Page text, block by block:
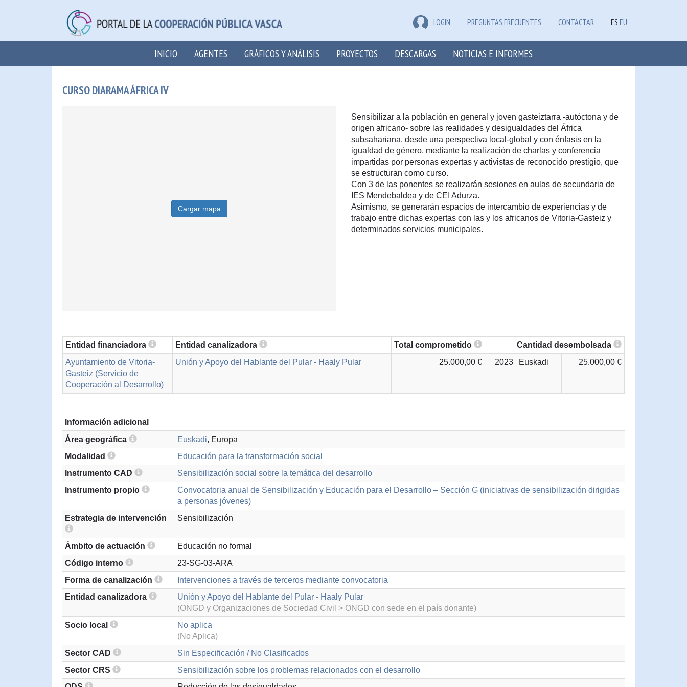
LOGIN PREGUNTAS FRECUENTES CONTACTAR ES EU
INICIO AGENTES GRÁFICOS Y ANÁLISIS PROYECTOS DESCARGAS NOTICIAS E INFORMES
CURSO DIARAMA ÁFRICA IV
Cargar mapa
Sensibilizar a la población en general y joven gasteiztarra -autóctona y de
origen africano- sobre las realidades y desigualdades del África
subsahariana, desde una perspectiva local-global y con énfasis en la
igualdad de género, mediante la realización de charlas y conferencia
impartidas por personas expertas y activistas de reconocido prestigio, que
se estructuran como curso.
Con 3 de las ponentes se realizarán sesiones en aulas de secundaria de
IES Mendebaldea y de CEI Adurza.
Asimismo, se generarán espacios de intercambio de experiencias y de
trabajo entre dichas expertas con las y los africanos de Vitoria-Gasteiz y
determinados servicios municipales.
Entidad financiadora Entidad canalizadora Total comprometido
Cantidad desembolsada
Ayuntamiento de Vitoria-
Gasteiz (Servicio de
Cooperación al Desarrollo)
Unión y Apoyo del Hablante del Pular - Haaly Pular 25.000,00 € 2023 Euskadi 25.000,00 €
Información adicional
Área geográfica
Euskadi, Europa
Modalidad
Educación para la transformación social
Instrumento CAD
Sensibilización social sobre la temática del desarrollo
Instrumento propio
Convocatoria anual de Sensibilización y Educación para el Desarrollo – Sección G (iniciativas de sensibilización dirigidas
a personas jóvenes)
Estrategia de intervención
Sensibilización
Ámbito de actuación
Educación no formal
Código interno
23-SG-03-ARA
Forma de canalización
Intervenciones a través de terceros mediante convocatoria
Entidad canalizadora
Unión y Apoyo del Hablante del Pular - Haaly Pular
(ONGD y Organizaciones de Sociedad Civil > ONGD con sede en el país donante)
Socio local
No aplica
(No Aplica)
Sector CAD
Sin Especificación / No Clasificados
Sector CRS
Sensibilización sobre los problemas relacionados con el desarrollo